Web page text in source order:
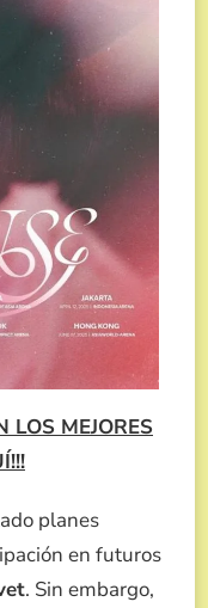
LOS MEJORES
planes
en futuros
. Sin embargo,